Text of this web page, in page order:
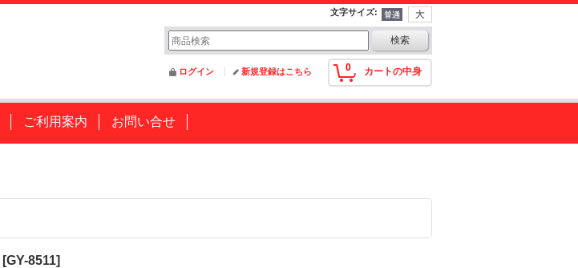
文字サイズ:
0 カートの中身
ログイン 新規登録はこちら
ご利用案内 お問い合せ
[GY-8511]